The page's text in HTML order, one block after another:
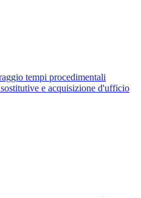
tempi procedimentali
e acquisizione d'ufficio